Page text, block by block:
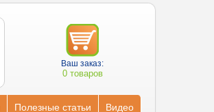
Ваш заказ:
0 товаров
Полезные статьи Видео